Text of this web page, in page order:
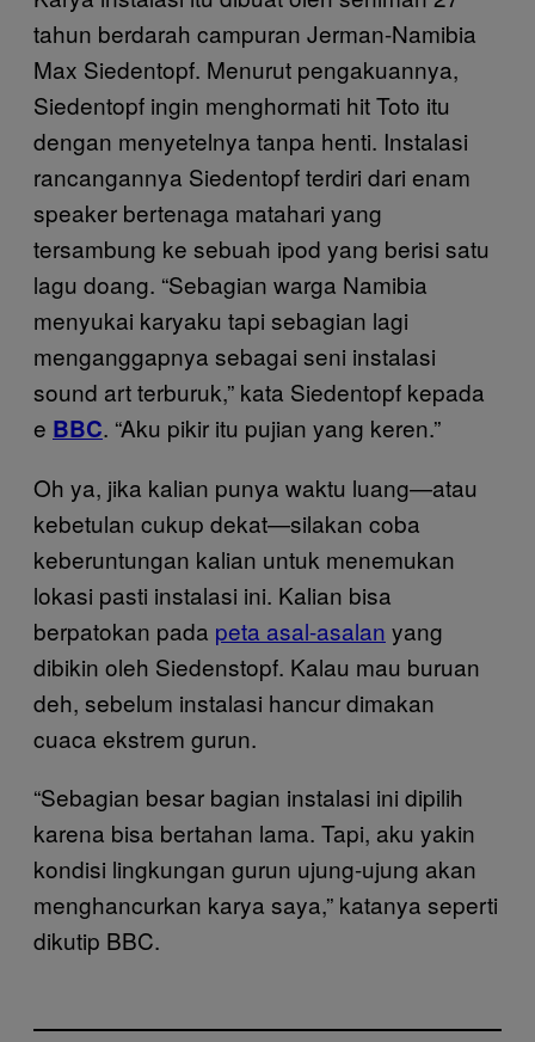
tahun berdarah campuran Jerman-Namibia
Max Siedentopf. Menurut pengakuannya,
Siedentopf ingin menghormati hit Toto itu
dengan menyetelnya tanpa henti. Instalasi
rancangannya Siedentopf terdiri dari enam
speaker bertenaga matahari yang
tersambung ke sebuah ipod yang berisi satu
lagu doang. “Sebagian warga Namibia
menyukai karyaku tapi sebagian lagi
menganggapnya sebagai seni instalasi
sound art terburuk,” kata Siedentopf kepada
e BBC. “Aku pikir itu pujian yang keren.”
Oh ya, jika kalian punya waktu luang—atau
kebetulan cukup dekat—silakan coba
keberuntungan kalian untuk menemukan
lokasi pasti instalasi ini. Kalian bisa
berpatokan pada peta asal-asalan yang
dibikin oleh Siedenstopf. Kalau mau buruan
deh, sebelum instalasi hancur dimakan
cuaca ekstrem gurun.
“Sebagian besar bagian instalasi ini dipilih
karena bisa bertahan lama. Tapi, aku yakin
kondisi lingkungan gurun ujung-ujung akan
menghancurkan karya saya,” katanya seperti
dikutip BBC.